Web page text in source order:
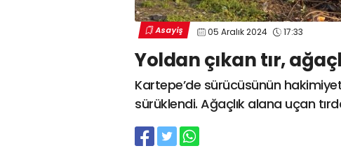
Asayiş 05 Aralık 2024 17:33
Yoldan çıkan tır,
Kartepe’de sürücüsünün
sürüklendi. Ağaçlık alana uçan